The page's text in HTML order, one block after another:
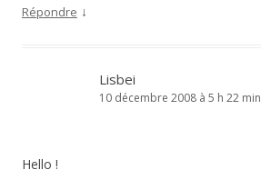
Répondre ↓
Lisbei
10 décembre 2008 à 5 h 22 min
Hello !